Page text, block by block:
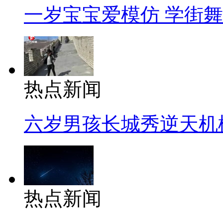
一岁宝宝爱模仿 学街
热点新闻
六岁男孩长城秀逆天机
热点新闻